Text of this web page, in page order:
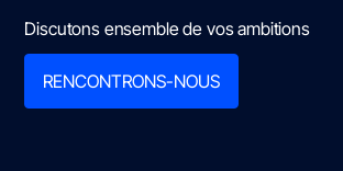
Discutons ensemble de vos ambitions
RENCONTRONS-NOUS